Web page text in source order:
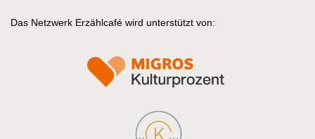
Das Netzwerk Erzählcafé wird unterstützt von: